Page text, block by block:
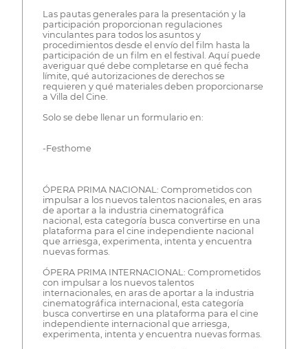
Las pautas generales para la presentación y la
participación proporcionan regulaciones
vinculantes para todos los asuntos y
procedimientos desde el envío del film hasta la
participación de un film en el festival. Aquí puede
averiguar qué debe completarse en qué fecha
límite, qué autorizaciones de derechos se
requieren y qué materiales deben proporcionarse
a Villa del Cine.
Solo se debe llenar un formulario en:
-Festhome
ÓPERA PRIMA NACIONAL: Comprometidos con
impulsar a los nuevos talentos nacionales, en aras
de aportar a la industria cinematográfica
nacional, esta categoría busca convertirse en una
plataforma para el cine independiente nacional
que arriesga, experimenta, intenta y encuentra
nuevas formas.
ÓPERA PRIMA INTERNACIONAL: Comprometidos
con impulsar a los nuevos talentos
internacionales, en aras de aportar a la industria
cinematográfica internacional, esta categoría
busca convertirse en una plataforma para el cine
independiente internacional que arriesga,
experimenta, intenta y encuentra nuevas formas.